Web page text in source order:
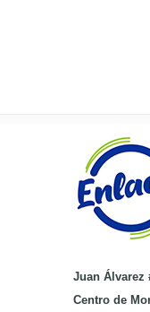
Juan Álvarez
Centro de